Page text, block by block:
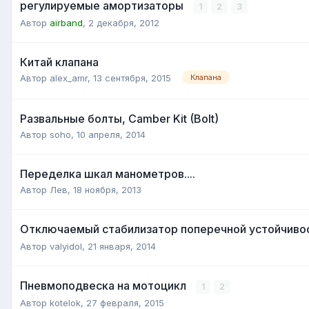
регулируемые амортизаторы 1 2 3
Автор airband, 2 декабря, 2012
Китай клапана
Автор alex_amr, 13 сентября, 2015 Клапана
Развальные болты, Camber Kit (Bolt)
Автор soho, 10 апреля, 2014
Переделка шкал манометров....
Автор Лев, 18 ноября, 2013
Отключаемый стабилизатор поперечной
Автор valyidol, 21 января, 2014
Пневмоподвеска на мотоцикл 1 2
Автор kotelok, 27 февраля, 2015